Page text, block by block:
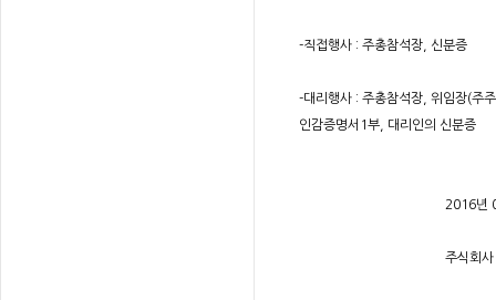
-직접행사 : 주총참석장, 신분증
-대리행사 : 주총참석장, 위임장(주
인감증명서1부, 대리인의 신분증
2016년 03월
주식회사 유아